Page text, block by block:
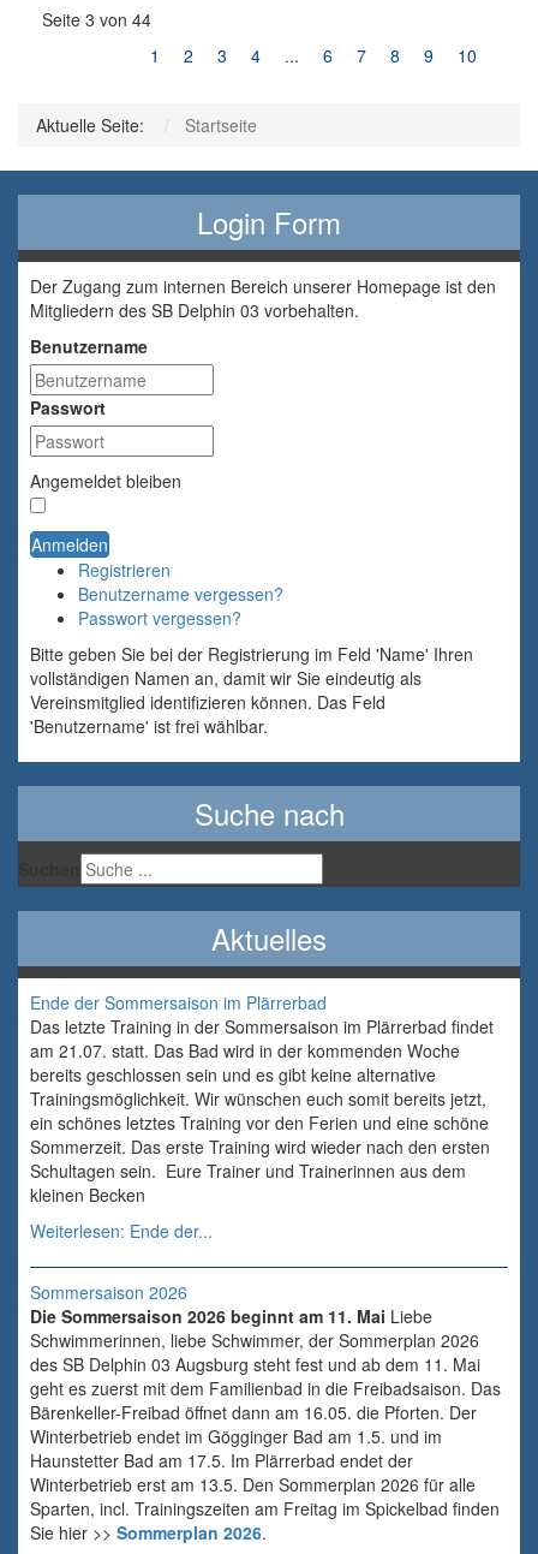
Seite 3 von 44
1
2 3 4 ... 6 7 8 9 10
Aktuelle Seite: Startseite
Login Form
Der Zugang zum internen Bereich unserer Homepage ist den
Mitgliedern des SB Delphin 03 vorbehalten.
Benutzername
Passwort
Angemeldet bleiben
Anmelden
Registrieren
Benutzername vergessen?
Passwort vergessen?
Bitte geben Sie bei der Registrierung im Feld 'Name' Ihren
vollständigen Namen an, damit wir Sie eindeutig als
Vereinsmitglied identifizieren können. Das Feld
'Benutzername' ist frei wählbar.
Suche nach
Aktuelles
Ende der Sommersaison im Plärrerbad
Das letzte Training in der Sommersaison im Plärrerbad findet
am 21.07. statt. Das Bad wird in der kommenden Woche
bereits geschlossen sein und es gibt keine alternative
Trainingsmöglichkeit. Wir wünschen euch somit bereits jetzt,
ein schönes letztes Training vor den Ferien und eine schöne
Sommerzeit. Das erste Training wird wieder nach den ersten
Schultagen sein. Eure Trainer und Trainerinnen aus dem
kleinen Becken
Weiterlesen: Ende der...
Sommersaison 2026
Die Sommersaison 2026 beginnt am 11. Mai Liebe
Schwimmerinnen, liebe Schwimmer, der Sommerplan 2026
des SB Delphin 03 Augsburg steht fest und ab dem 11. Mai
geht es zuerst mit dem Familienbad in die Freibadsaison. Das
Bärenkeller-Freibad öffnet dann am 16.05. die Pforten. Der
Winterbetrieb endet im Gögginger Bad am 1.5. und im
Haunstetter Bad am 17.5. Im Plärrerbad endet der
Winterbetrieb erst am 13.5. Den Sommerplan 2026 für alle
Sparten, incl. Trainingszeiten am Freitag im Spickelbad finden
Sie hier >> Sommerplan 2026.